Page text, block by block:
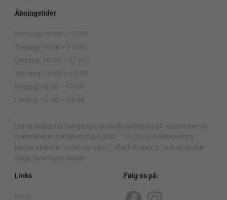
Åbningstider
Mandag: 10.00 – 17.00
Tirsdag: 10.00 – 17.00
Onsdag: 10.00 – 17.00
Torsdag: 10.00 – 17.00
Fredag: 10.00 – 17.00
Lørdag: 10.00 – 14.00
Der er lukket på helligdage, Grundlovsdag og 24. december. 31.
December er der åbent fra 10.00 – 13.00. Vi holder ekstra
længe åbent til “Open by night”, Black Friday, 5. Juli og andre
dage, hvor byen fester.
Links
Kurv
Følg os på: